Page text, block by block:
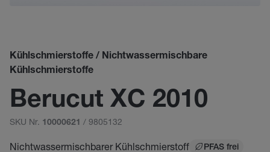
Kühlschmierstoffe / Nichtwassermischbare
Kühlschmierstoffe
Berucut XC 2010
SKU Nr. 10000621 / 9805132
Nichtwassermischbarer Kühlschmierstoff PFAS frei